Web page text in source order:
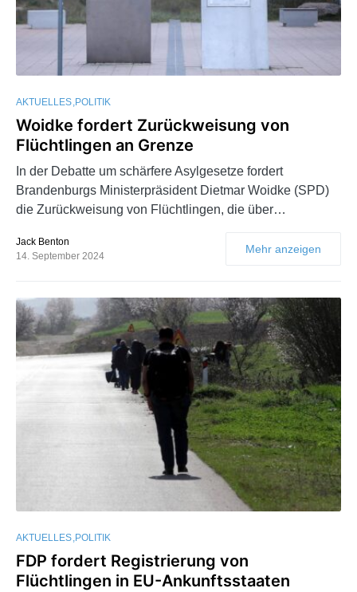
AKTUELLES POLITIK
Woidke fordert Zurückweisung von
Flüchtlingen an Grenze
In der Debatte um schärfere Asylgesetze fordert
Brandenburgs Ministerpräsident Dietmar Woidke (SPD)
die Zurückweisung von Flüchtlingen, die über…
Jack Benton
14. September 2024
Mehr anzeigen
AKTUELLES POLITIK
FDP fordert Registrierung von
Flüchtlingen in EU-Ankunftsstaaten